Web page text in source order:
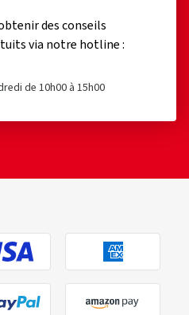
des conseils
via notre hotline :
de 10h00 à 15h00